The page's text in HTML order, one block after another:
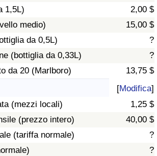
1,5L)
2,00 $
medio)
15,00 $
da 0,5L)
?
(bottiglia da 0,33L)
?
da 20 (Marlboro)
13,75 $
[Modifica]
(mezzi locali)
1,25 $
(prezzo intero)
40,00 $
(tariffa normale)
?
?
(Corrente)
per Nazione